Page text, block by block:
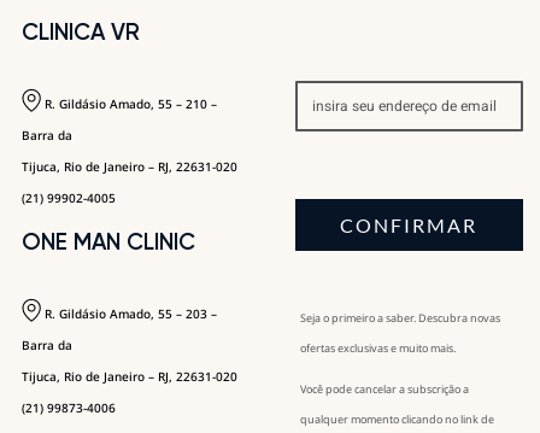
CLINICA VR
R. Gildásio Amado, 55 – 210 –
Barra da
Tijuca, Rio de Janeiro – RJ, 22631-020
(21) 99902-4005
ONE MAN CLINIC
R. Gildásio Amado, 55 – 203 –
Barra da
Tijuca, Rio de Janeiro – RJ, 22631-020
(21) 99873-4006
CONFIRMAR
Seja o primeiro a saber. Descubra novas
ofertas exclusivas e muito mais.
Você pode cancelar a subscrição a
qualquer momento clicando no link de